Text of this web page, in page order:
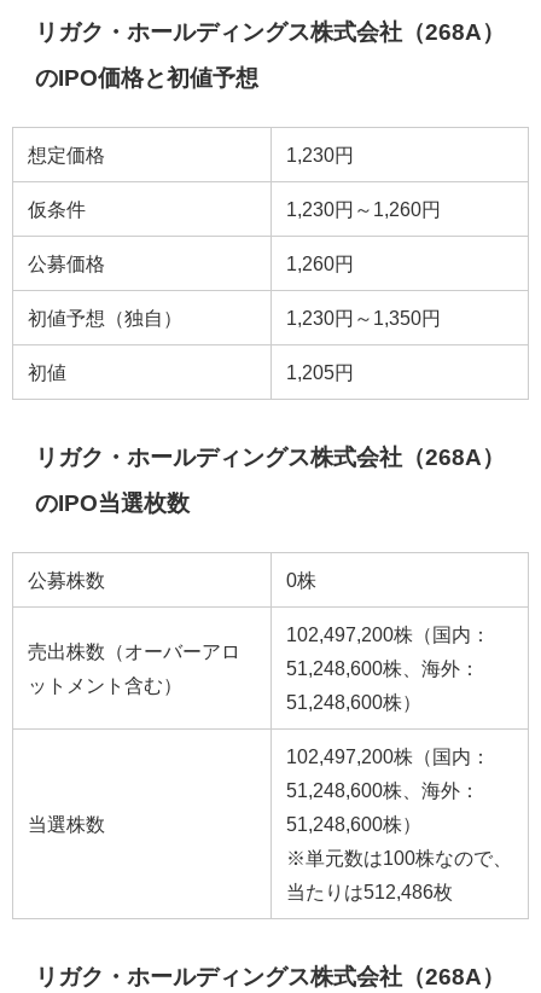
リガク・ホールディングス株式会社（268A）
のIPO価格と初値予想
想定価格 1,230円
仮条件 1,230円～1,260円
公募価格 1,260円
初値予想（独自） 1,230円～1,350円
初値 1,205円
リガク・ホールディングス株式会社（268A）
のIPO当選枚数
公募株数 0株
売出株数（オーバーアロ
ットメント含む）
102,497,200株（国内：
51,248,600株、海外：
51,248,600株）
当選株数
102,497,200株（国内：
51,248,600株、海外：
51,248,600株）
※単元数は100株なので、
当たりは512,486枚
リガク・ホールディングス株式会社（268A）